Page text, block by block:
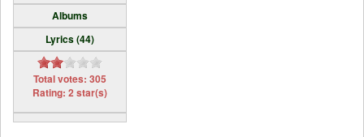
Albums
Lyrics (44)
Total votes: 305
Rating: 2 star(s)